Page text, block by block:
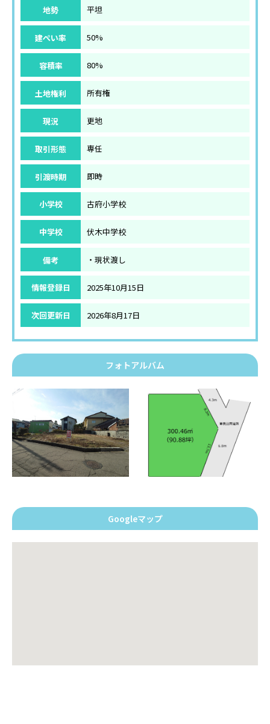
地勢 平坦
建ぺい率 50%
容積率 80%
土地権利 所有権
現況 更地
取引形態 専任
引渡時期 即時
小学校 古府小学校
中学校 伏木中学校
備考 ・現状渡し
情報登録日 2025年10月15日
次回更新日 2026年8月17日
フォトアルバム
Googleマップ